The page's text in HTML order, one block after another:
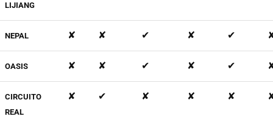
LIJIANG
NEPAL ✘ ✘ ✔ ✘ ✔
OASIS ✘ ✘ ✔ ✘ ✔
CIRCUITO
REAL
✘ ✔ ✘ ✘ ✘